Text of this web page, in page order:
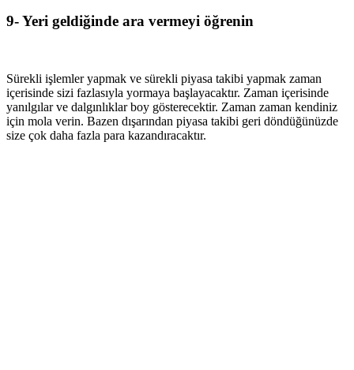
9- Yeri geldiğinde ara vermeyi öğrenin
Sürekli işlemler yapmak ve sürekli piyasa takibi yapmak zaman
içerisinde sizi fazlasıyla yormaya başlayacaktır. Zaman içerisinde
yanılgılar ve dalgınlıklar boy gösterecektir. Zaman zaman kendiniz
için mola verin. Bazen dışarından piyasa takibi geri döndüğünüzde
size çok daha fazla para kazandıracaktır.